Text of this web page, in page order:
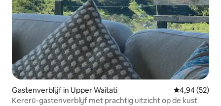
Gastenverblijf in Upper Waitati Gemiddelde
4,94 (52)
Kererū-gastenverblijf met prachtig uitzicht op de kust